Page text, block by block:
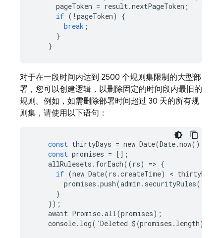
pageToken = result.nextPageToken ;
if ( ! pageToken)
{
break ;
}
}
对于在一段时间内达到 2500 个规则集限制的大型部
署，您可以创建逻辑，以删除固定的时间段内最旧的
规则。例如，如需删除部署时间超过 30 天的所有规
则集，请使用以下语句：
const thirtyDays = new Date(Date.now()
const promises = [];
allRulesets . forEach((rs) => {
if (new Date(rs .createTime) < thirtyDays
promises .push(admin . securityRules()
}
});
await Promise.all(promises);
console. log( `Deleted ${promises . length}